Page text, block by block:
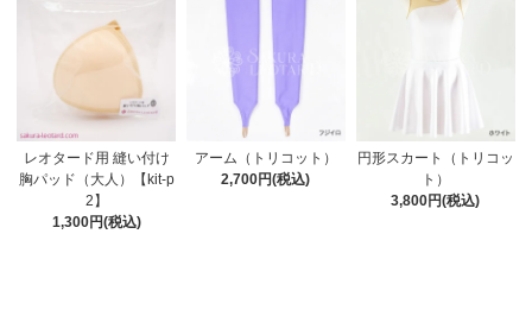
レオタード用 縫い付け
胸パッド（大人）【kit-p
2】
1,300円(税込)
アーム（トリコット）
2,700円(税込)
円形スカート（トリコッ
ト）
3,800円(税込)